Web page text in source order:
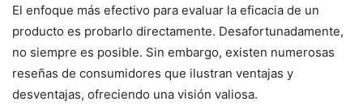
El enfoque más efectivo para evaluar la eficacia de un
producto es probarlo directamente. Desafortunadamente,
no siempre es posible. Sin embargo, existen numerosas
reseñas de consumidores que ilustran ventajas y
desventajas, ofreciendo una visión valiosa.